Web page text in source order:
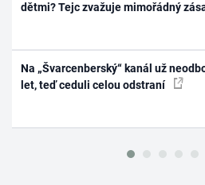
dětmi? Tejc zvažuje mimořádný
Na „Švarcenberský“ kanál už
let, teď ceduli celou odstraní